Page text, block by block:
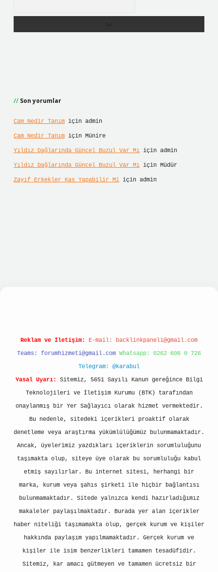
Son yorumlar
Cam Nedir Tanım için admin
Cam Nedir Tanım için Münire
Yıldız Dağlarında Güncel Buzul Var Mı için admin
Yıldız Dağlarında Güncel Buzul Var Mı için Müdür
Zayıf Erkekler Kas Yapabilir Mi için admin
Reklam ve İletişim: E-mail: backlinkpaneli@gmail.com
Teams: forumhizmeti@gmail.com Whatsapp: 0262 606 0 726
Telegram: @karabul
Yasal Uyarı:
Sitemiz, 5651 Sayılı Kanun gereğince Bilgi
Teknolojileri ve İletişim Kurumu (BTK) tarafından
onaylanmış bir Yer Sağlayıcı olarak hizmet vermektedir.
Bu nedenle, sitedeki içerikleri proaktif olarak
denetleme veya araştırma yükümlülüğümüz bulunmamaktadır.
Ancak, üyelerimiz yazdıkları içeriklerin sorumluluğunu
taşımakta olup, siteye üye olarak bu sorumluluğu kabul
etmiş sayılırlar. Bu internet sitesi, herhangi bir
marka, kurum veya şahıs şirketi ile hiçbir bağlantısı
bulunmamaktadır. Sitede yalnızca kendi hazırladığımız
makaleler paylaşılmaktadır. Burada yer alan içerikler
haber niteliği taşımamakta olup, gerçek kurum ve kişiler
hakkında paylaşım yapılmamaktadır. Gerçek kurum ve
kişiler ile isim benzerlikleri tamamen tesadüfidir.
Sitemiz, kar amacı gütmeyen ve tamamen ücretsiz bir